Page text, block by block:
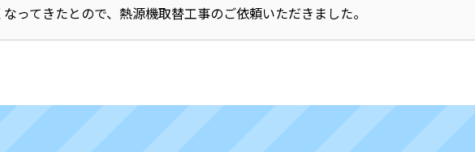
ってきたとので、熱源機取替工事のご依頼いただきました。